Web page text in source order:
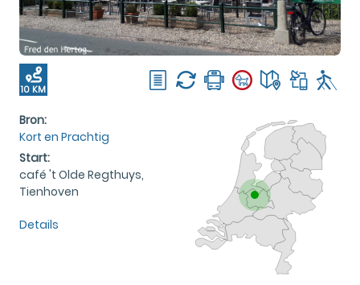
10 KM
Bron:
Kort en Prachtig
Start:
café 't Olde Regthuys,
Tienhoven
Details